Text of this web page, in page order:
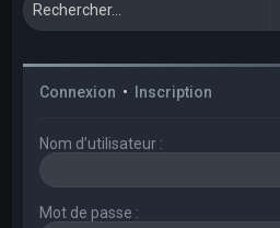
Connexion • Inscription
Nom d’utilisateur :
Mot de passe :